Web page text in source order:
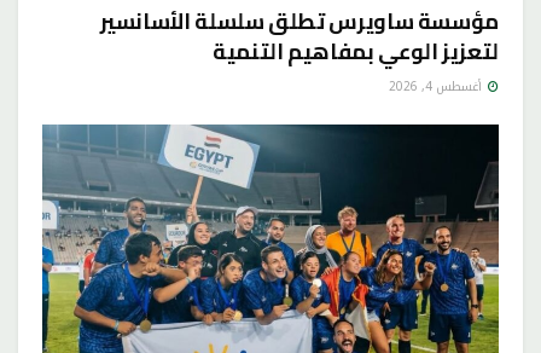
مؤسسة ساويرس تطلق سلسلة الأسانسير
لتعزيز الوعي بمفاهيم التنمية
أغسطس 4, 2026